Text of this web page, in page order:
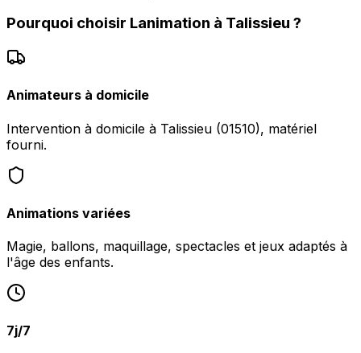
Pourquoi choisir Lanimation à Talissieu ?
Animateurs à domicile
Intervention à domicile à Talissieu (01510), matériel
fourni.
Animations variées
Magie, ballons, maquillage, spectacles et jeux adaptés à
l'âge des enfants.
7j/7